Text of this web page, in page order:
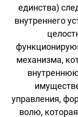
единства)
внутреннего
механизма,
управления,
волю,